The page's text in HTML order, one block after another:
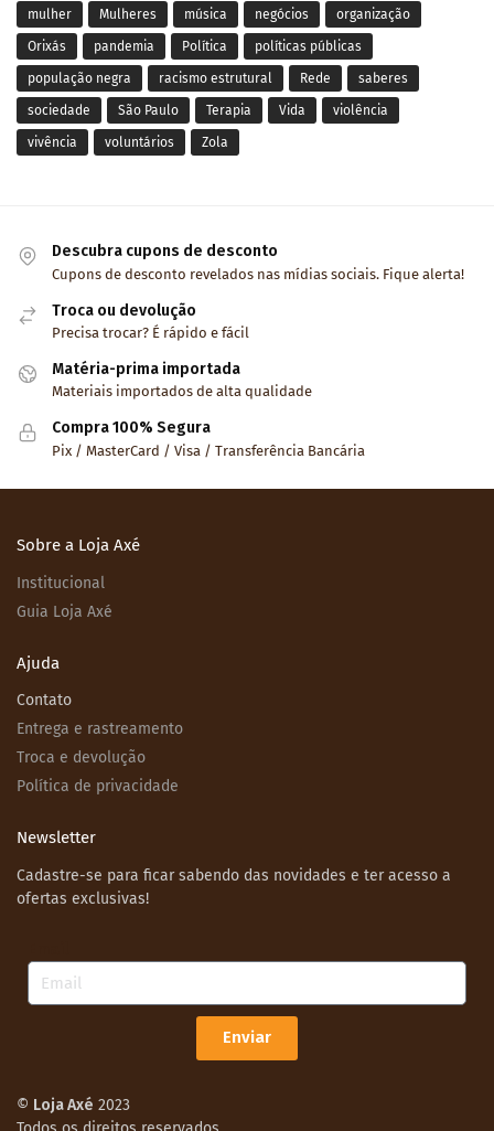
mulher Mulheres música negócios organização
Orixás pandemia Política políticas públicas
população negra racismo estrutural Rede saberes
sociedade São Paulo Terapia Vida violência
vivência voluntários Zola
Descubra cupons de desconto
Cupons de desconto revelados nas mídias sociais. Fique alerta!
Troca ou devolução
Precisa trocar? É rápido e fácil
Matéria-prima importada
Materiais importados de alta qualidade
Compra 100% Segura
Pix / MasterCard / Visa / Transferência Bancária
Sobre a Loja Axé
Institucional
Guia Loja Axé
Ajuda
Contato
Entrega e rastreamento
Troca e devolução
Política de privacidade
Newsletter
Cadastre-se para ficar sabendo das novidades e ter acesso a
ofertas exclusivas!
Enviar
© Loja Axé 2023